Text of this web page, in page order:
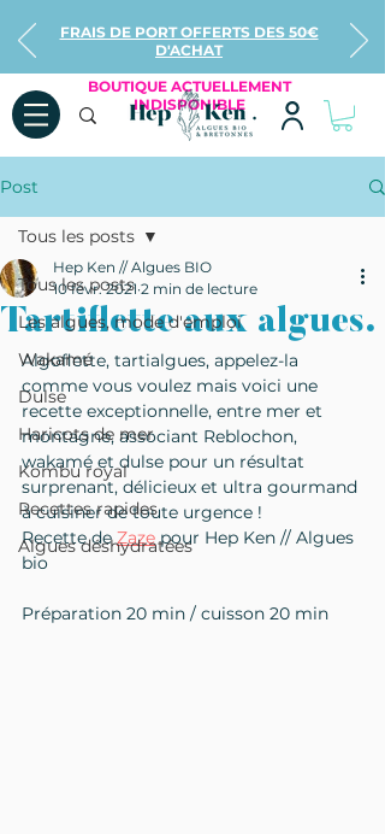
FRAIS DE PORT OFFERTS DES 50€
D'ACHAT
BOUTIQUE ACTUELLEMENT
INDISPONIBLE
Post
Tous les posts
Les algues, mode d'emploi
Wakamé
Dulse
Haricots de mer
Kombu royal
Recettes rapides
Algues déshydratées
Tous les posts
Tartiflette aux algues.
Hep Ken // Algues BIO
10 févr. 2021 2 min de lecture
Algoflette, tartialgues, appelez-la
comme vous voulez mais voici une
recette exceptionnelle, entre mer et
montagne, associant Reblochon,
wakamé et dulse pour un résultat
surprenant, délicieux et ultra gourmand
à cuisiner de toute urgence !
Recette de Zaze pour Hep Ken // Algues
bio
Préparation 20 min / cuisson 20 min